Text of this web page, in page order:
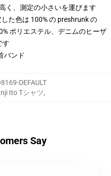
く、測定の小さいを運びます
た色は 100% の preshrunk の
ポリエステル、デニムのヒーザ
す
バンド
DEFAULT
Ito Tシャツ,
Say